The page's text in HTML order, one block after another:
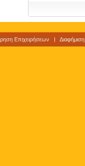
Επιχειρήσεων Διαφήμιση